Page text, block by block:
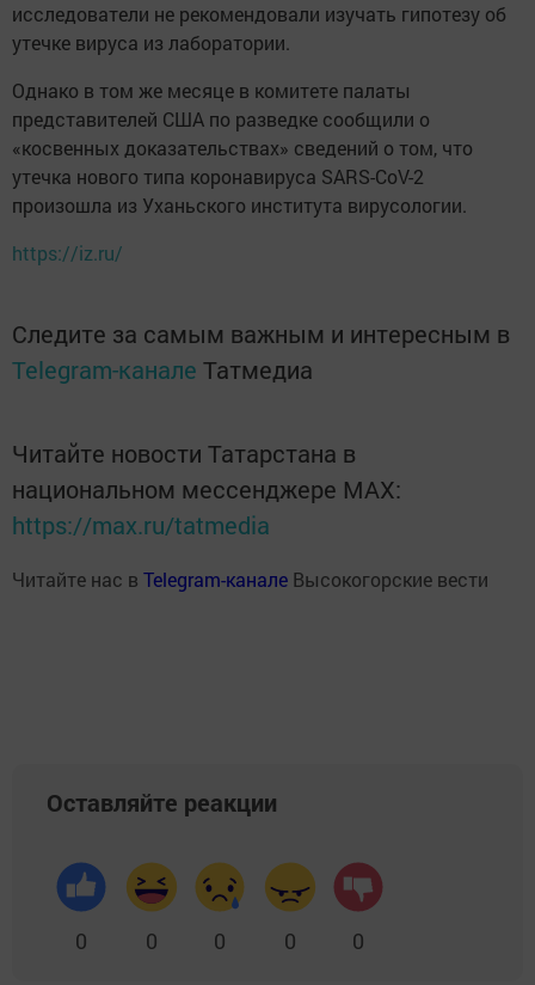
исследователи не рекомендовали изучать гипотезу об
утечке вируса из лаборатории.
Однако в том же месяце в комитете палаты
представителей США по разведке сообщили о
«косвенных доказательствах» сведений о том, что
утечка нового типа коронавируса SARS-CoV-2
произошла из Уханьского института вирусологии.
https://iz.ru/
Следите за самым важным и интересным в
Telegram-канале Татмедиа
Читайте новости Татарстана в
национальном мессенджере MАХ:
https://max.ru/tatmedia
Читайте нас в Telegram-канале Высокогорские вести
Оставляйте реакции
0 0 0 0 0